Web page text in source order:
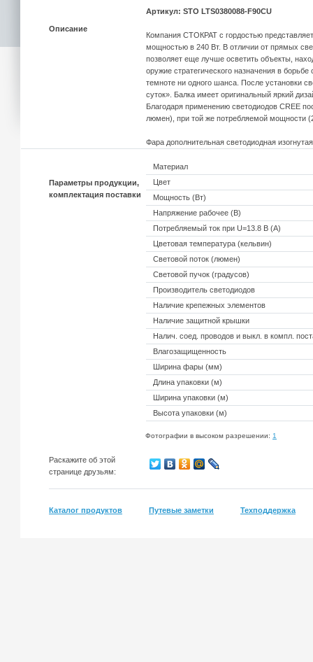
Описание
Артикул: STO LTS0380088-F90CU
Компания СТОКРАТ с гордостью
мощностью в 240 Вт. В отличии от прямых
позволяет еще лучше осветить объекты,
оружие стратегического назначения в
темноте ни одного шанса. После установки
суток». Балка имеет оригинальный яркий
Благодаря применению светодиодов CREE
люмен), при той же потребляемой мощности
Фара дополнительная светодиодная
Параметры продукции,
комплектация поставки
Материал
Цвет
Мощность (Вт)
Напряжение рабочее (В)
Потребляемый ток при U=13.8 В (А)
Цветовая температура (кельвин)
Световой поток (люмен)
Световой пучок (градусов)
Производитель светодиодов
Наличие крепежных элементов
Наличие защитной крышки
Налич. соед. проводов и выкл. в компл.
Влагозащищенность
Ширина фары (мм)
Длина упаковки (м)
Ширина упаковки (м)
Высота упаковки (м)
Фотографии в высоком разрешении: 1
Раскажите об этой
странице друзьям:
Каталог продуктов Путевые заметки Техподдержка